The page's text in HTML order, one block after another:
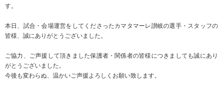
す。
本日、試合・会場運営をしてくださったカマタマーレ讃岐の選手・スタッフの
皆様、誠にありがとうございました。
ご協力、ご声援して頂きました保護者・関係者の皆様につきましても誠にあり
がとうございました。
今後も変わらぬ、温かいご声援よろしくお願い致します。